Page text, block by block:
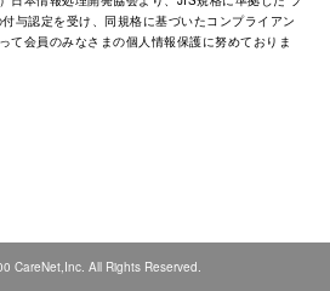
与認定を受け、同規格に基づいたコンプライアン
て会員のみなさまの個人情報保護に努めておりま
CareNet,Inc. All Rights Reserved.